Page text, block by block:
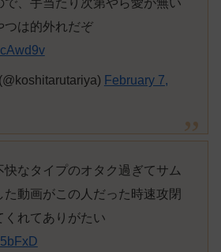
つは的外れだぞ
February 7,
快なタイプのオタク過ぎてサム
動画がこの人だった時速攻閉
くれてありがたい